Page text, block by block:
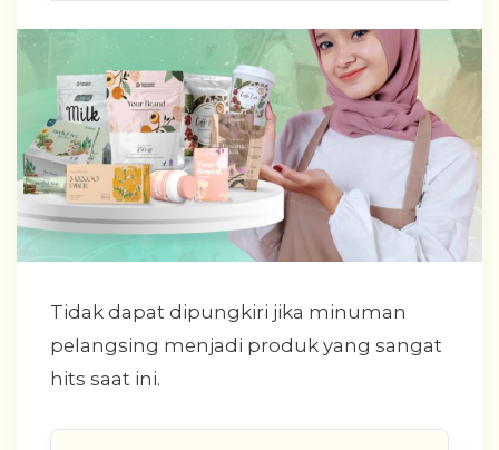
Tidak dapat dipungkiri jika minuman
pelangsing menjadi produk yang sangat
hits saat ini.